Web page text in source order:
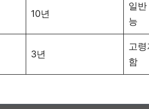
10년
일
능
3년
고
함